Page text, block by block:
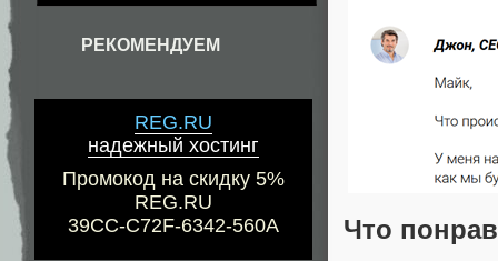
РЕКОМЕНДУЕМ
REG.RU
надежный хостинг
Промокод на скидку 5%
REG.RU
39CC-C72F-6342-560A
Что